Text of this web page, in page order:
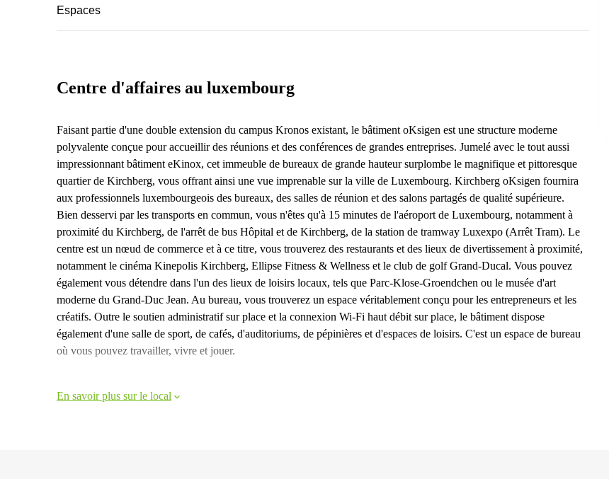
Espaces
Centre d'affaires au luxembourg
Faisant partie d'une double extension du campus Kronos existant, le bâtiment oKsigen est une structure moderne
polyvalente conçue pour accueillir des réunions et des conférences de grandes entreprises. Jumelé avec le tout aussi
impressionnant bâtiment eKinox, cet immeuble de bureaux de grande hauteur surplombe le magnifique et pittoresque
quartier de Kirchberg, vous offrant ainsi une vue imprenable sur la ville de Luxembourg. Kirchberg oKsigen fournira
aux professionnels luxembourgeois des bureaux, des salles de réunion et des salons partagés de qualité supérieure.
Bien desservi par les transports en commun, vous n'êtes qu'à 15 minutes de l'aéroport de Luxembourg, notamment à
proximité du Kirchberg, de l'arrêt de bus Hôpital et de Kirchberg, de la station de tramway Luxexpo (Arrêt Tram). Le
centre est un nœud de commerce et à ce titre, vous trouverez des restaurants et des lieux de divertissement à proximité,
notamment le cinéma Kinepolis Kirchberg, Ellipse Fitness & Wellness et le club de golf Grand-Ducal. Vous pouvez
également vous détendre dans l'un des lieux de loisirs locaux, tels que Parc-Klose-Groendchen ou le musée d'art
moderne du Grand-Duc Jean. Au bureau, vous trouverez un espace véritablement conçu pour les entrepreneurs et les
créatifs. Outre le soutien administratif sur place et la connexion Wi-Fi haut débit sur place, le bâtiment dispose
également d'une salle de sport, de cafés, d'auditoriums, de pépinières et d'espaces de loisirs. C'est un espace de bureau
où vous pouvez travailler, vivre et jouer.
En savoir plus sur le local